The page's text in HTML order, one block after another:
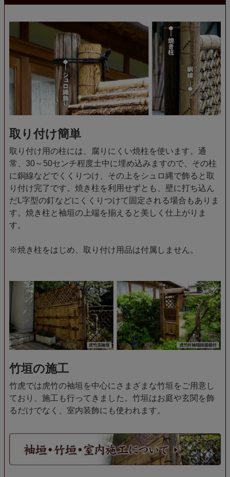
取り付け簡単
取り付け用の柱には、腐りにくい焼柱を使います。通
常、30～50センチ程度土中に埋め込みますので、その柱
に銅線などでくくりつけ、その上をシュロ縄で飾ると取
り付け完了です。焼き柱を利用せずとも、壁に打ち込ん
だL字型の釘などにくくりつけて固定される場合もありま
す。焼き柱と袖垣の上端を揃えると美しく仕上がりま
す。
※焼き柱をはじめ、取り付け用品は付属しません。
竹垣の施工
竹虎では虎竹の袖垣を中心にさまざまな竹垣をご用意し
ており、施工も行ってきました。竹垣はお庭や玄関を飾
るだけでなく、室内装飾にも使われます。